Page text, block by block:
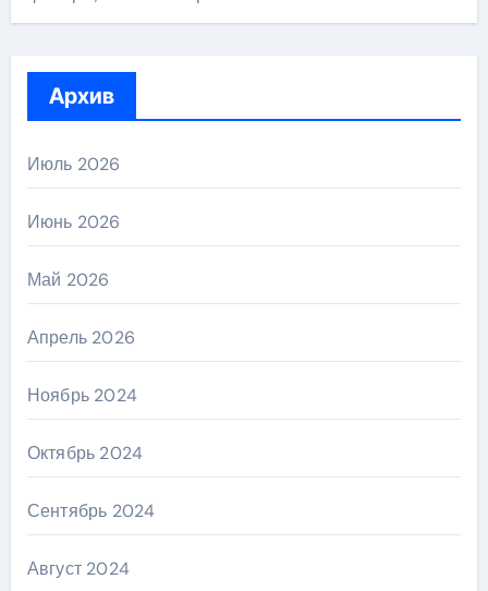
Архив
Июль 2026
Июнь 2026
Май 2026
Апрель 2026
Ноябрь 2024
Октябрь 2024
Сентябрь 2024
Август 2024